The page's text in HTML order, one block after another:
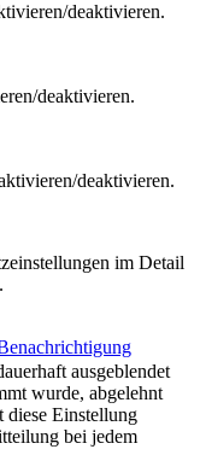
deaktivieren.
deaktivieren.
deaktivieren.
im Detail
ausgeblendet
wurde, abgelehnt
diese Einstellung
bei jedem